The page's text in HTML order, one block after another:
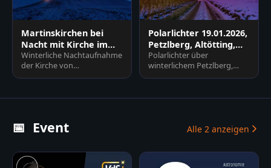
Martinskirchen bei
Nacht mit Kirche im
Winter, Rottal-Inn
Winterliche Nachtaufnahme
der Kirche von
Martinskirchen in
Rottal-Inn, Nied…
Polarlichter 19.01.2026,
Petzlberg, Altötting,
Oberbayern
Polarlichter über
winterlichem Petzlberg,
Reischach, Altötting.
schneebedeckte…
📅 Event Alle 2 anzeigen